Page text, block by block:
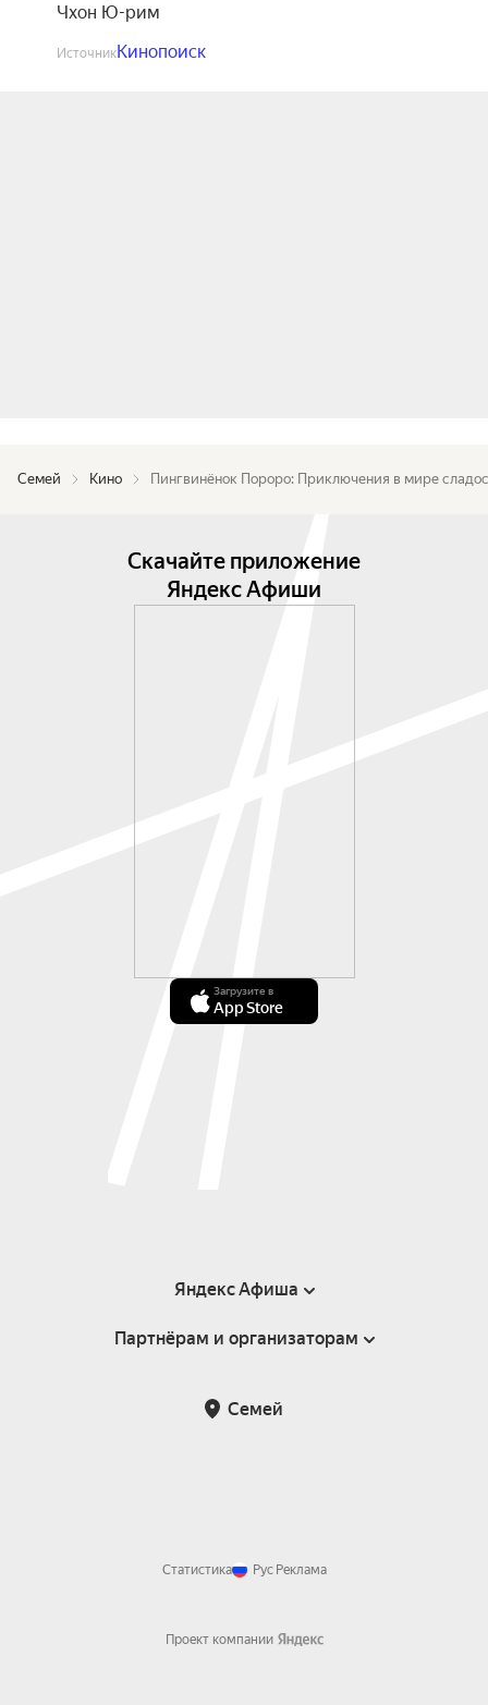
Чхон Ю-рим
ИсточникКинопоиск
Семей Кино Пингвинёнок Пороро: Приключения в мире
Скачайте приложение
Яндекс Афиши
Загрузите в
App Store
Яндекс Афиша
Справка
Возврат билетов
Партнёрам и организаторам
Семей
Статистика Рус Реклама
Проект компании